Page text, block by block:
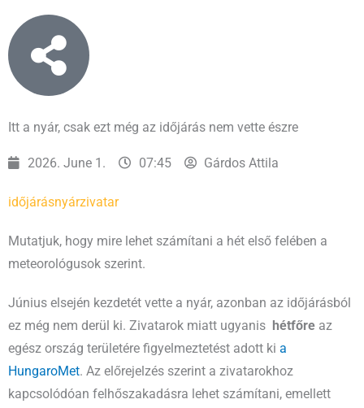
Itt a nyár, csak ezt még az időjárás nem vette észre
2026. June 1. 07:45 Gárdos Attila
időjárásnyárzivatar
Mutatjuk, hogy mire lehet számítani a hét első felében a
meteorológusok szerint.
Június elsején kezdetét vette a nyár, azonban az időjárásból
ez még nem derül ki. Zivatarok miatt ugyanis
hétfőre az
egész ország területére figyelmeztetést adott ki a
HungaroMet. Az előrejelzés szerint a zivatarokhoz
kapcsolódóan felhőszakadásra lehet számítani, emellett